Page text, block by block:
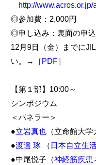
http://www.acros.or.jp/
◎参加費：2,000円
◎申し込み：裏面の申込
12月9日（金）までに
い。→
［PDF］
【第１部】10:00～
シンポジウム
＜パネラー＞
●立岩真也 （立命館大学
●渡邉 琢 （ 日本自立生
●中尾悦子（神経筋疾患